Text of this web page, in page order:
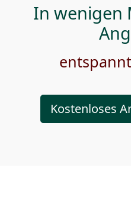
In wenigen
Kostenloses